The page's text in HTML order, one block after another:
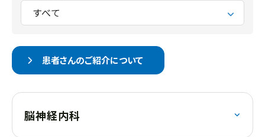
すべて
患者さんのご紹介について
脳神経内科